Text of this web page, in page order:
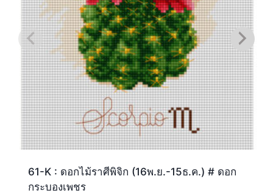
61-K : ดอกไม้ราศีพิจิก (16พ.ย.-15ธ.ค.) # ดอก
กระบองเพชร